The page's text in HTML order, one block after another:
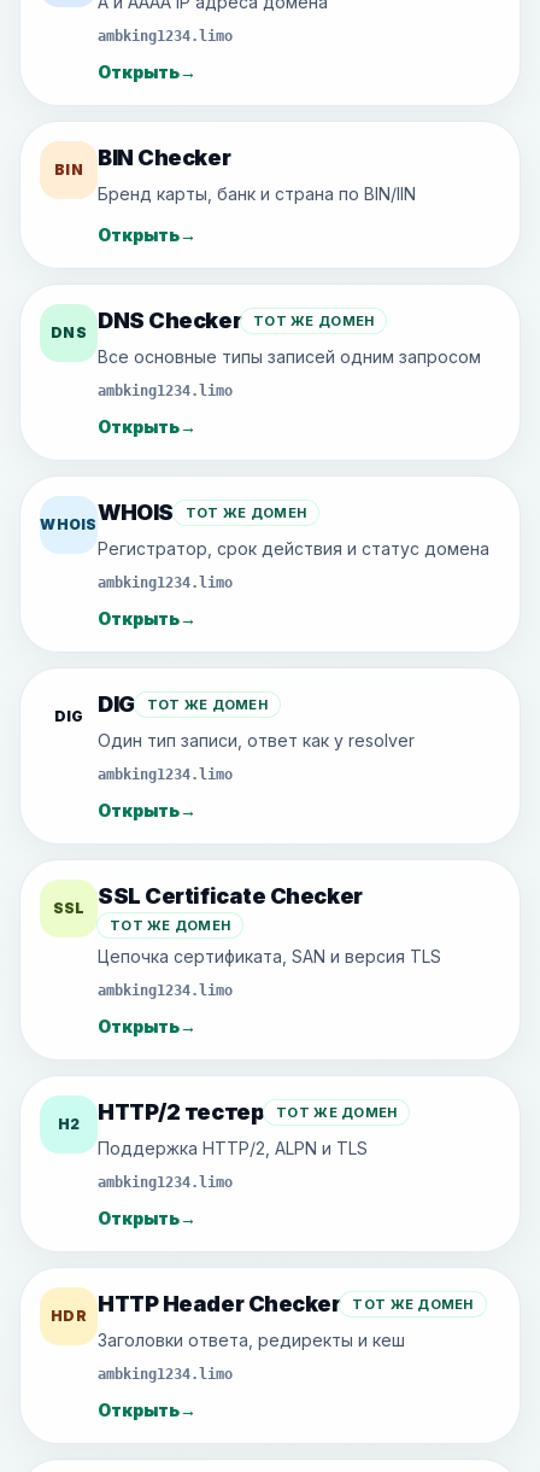
ambking1234.limo
Открыть→
BIN BIN Checker
Бренд карты, банк и страна по BIN/IIN
Открыть→
DNS DNS Checker ТОТ ЖЕ ДОМЕН
Все основные типы записей одним запросом
ambking1234.limo
Открыть→
WHOISWHOIS ТОТ ЖЕ ДОМЕН
Регистратор, срок действия и статус домена
ambking1234.limo
Открыть→
DIG DIG ТОТ ЖЕ ДОМЕН
Один тип записи, ответ как у resolver
ambking1234.limo
Открыть→
SSL SSL Certificate Checker
ТОТ ЖЕ ДОМЕН
Цепочка сертификата, SAN и версия TLS
ambking1234.limo
Открыть→
H2 HTTP/2 тестер ТОТ ЖЕ ДОМЕН
Поддержка HTTP/2, ALPN и TLS
ambking1234.limo
Открыть→
HDR HTTP Header Checker ТОТ ЖЕ ДОМЕН
Заголовки ответа, редиректы и кеш
ambking1234.limo
Открыть→